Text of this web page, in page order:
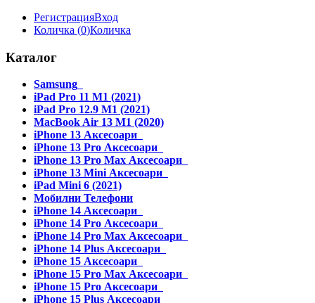
РегистрацияВход
Количка (0)Количка
Каталог
Samsung
iPad Pro 11 M1 (2021)
iPad Pro 12.9 M1 (2021)
MacBook Air 13 M1 (2020)
iPhone 13 Аксесоари
iPhone 13 Pro Аксесоари
iPhone 13 Pro Max Аксесоари
iPhone 13 Mini Аксесоари
iPad Mini 6 (2021)
Мобилни Телефони
iPhone 14 Аксесоари
iPhone 14 Pro Аксесоари
iPhone 14 Pro Max Аксесоари
iPhone 14 Plus Аксесоари
iPhone 15 Аксесоари
iPhone 15 Pro Max Аксесоари
iPhone 15 Pro Аксесоари
iPhone 15 Plus Аксесоари